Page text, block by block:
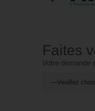
Faites
Votre demande